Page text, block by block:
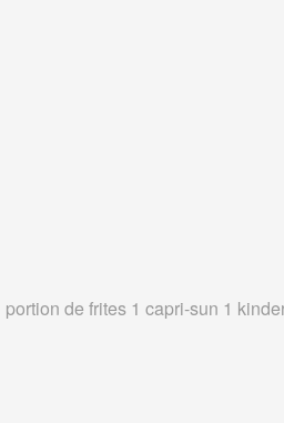
de frites 1 capri-sun 1